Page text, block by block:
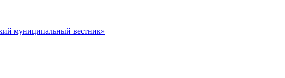
муниципальный вестник»